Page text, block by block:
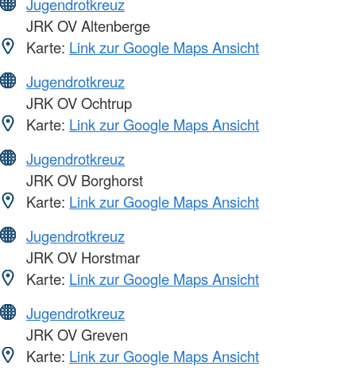
JRK OV Altenberge
Karte: Link zur Google Maps Ansicht
Jugendrotkreuz
JRK OV Ochtrup
Karte: Link zur Google Maps Ansicht
Jugendrotkreuz
JRK OV Borghorst
Karte: Link zur Google Maps Ansicht
Jugendrotkreuz
JRK OV Horstmar
Karte: Link zur Google Maps Ansicht
Jugendrotkreuz
JRK OV Greven
Karte: Link zur Google Maps Ansicht